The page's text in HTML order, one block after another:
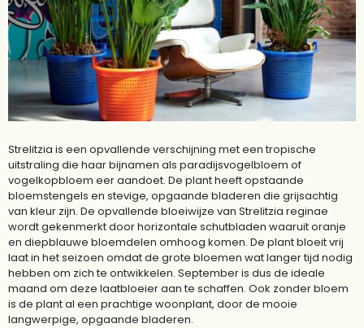
Strelitzia is een opvallende verschijning met een tropische
uitstraling die haar bijnamen als paradijsvogelbloem of
vogelkopbloem eer aandoet. De plant heeft opstaande
bloemstengels en stevige, opgaande bladeren die grijsachtig
van kleur zijn. De opvallende bloeiwijze van Strelitzia reginae
wordt gekenmerkt door horizontale schutbladen waaruit oranje
en diepblauwe bloemdelen omhoog komen. De plant bloeit vrij
laat in het seizoen omdat de grote bloemen wat langer tijd nodig
hebben om zich te ontwikkelen. September is dus de ideale
maand om deze laatbloeier aan te schaffen. Ook zonder bloem
is de plant al een prachtige woonplant, door de mooie
langwerpige, opgaande bladeren.